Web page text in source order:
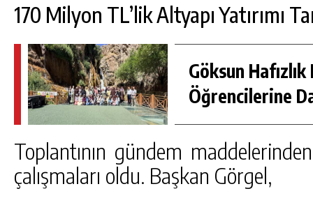
170 Milyon TL’lik Altyapı Yatırımı
Göksun Hafızlık
Öğrencilerine
Toplantının gündem
çalışmaları oldu. Başkan Görgel,